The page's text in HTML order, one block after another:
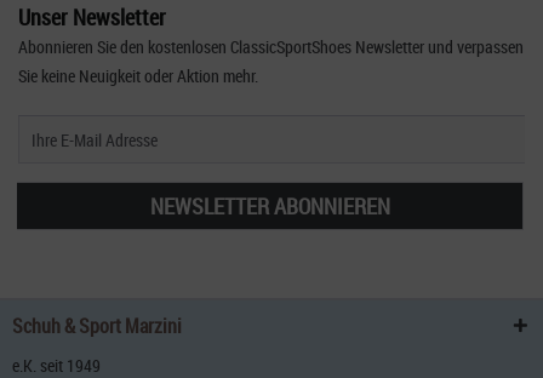
Unser Newsletter
Abonnieren Sie den kostenlosen ClassicSportShoes Newsletter und verpassen
Sie keine Neuigkeit oder Aktion mehr.
NEWSLETTER ABONNIEREN
Schuh & Sport Marzini
e.K. seit 1949